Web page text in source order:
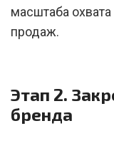
масштаба
продаж.
Этап 2.
бренда